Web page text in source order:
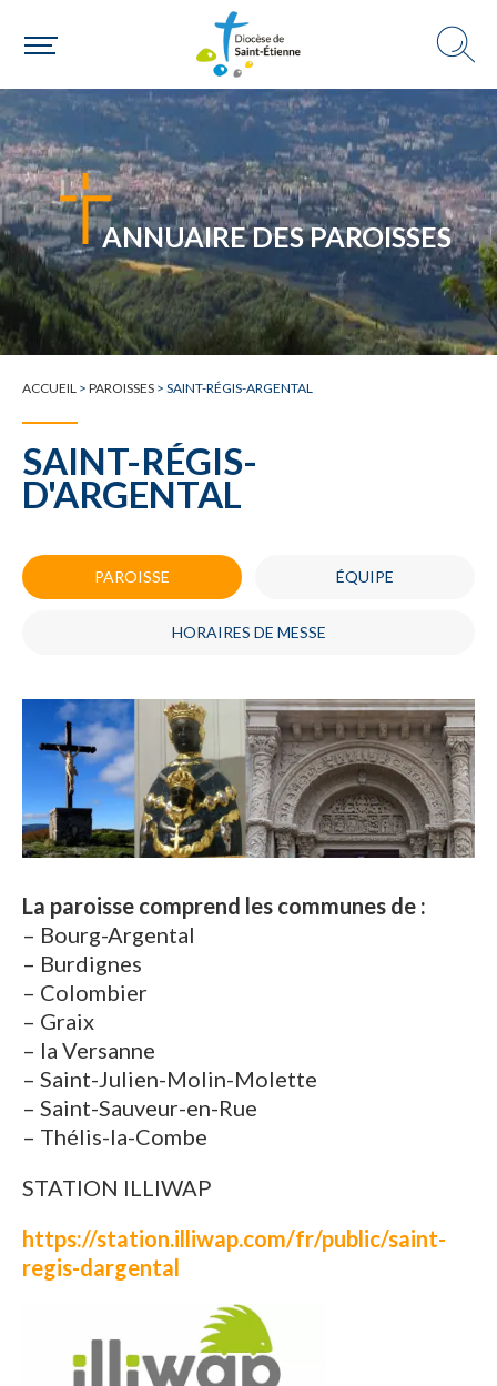
Choisir ma paroisse par commune
Une commune
ANNUAIRE DES PAROISSES
ACCUEIL > PAROISSES > SAINT-RÉGIS-ARGENTAL
SAINT-RÉGIS-
D'ARGENTAL
PAROISSE ÉQUIPE
HORAIRES DE MESSE
La paroisse comprend les communes de :
– Bourg-Argental
– Burdignes
– Colombier
– Graix
– la Versanne
– Saint-Julien-Molin-Molette
– Saint-Sauveur-en-Rue
– Thélis-la-Combe
STATION ILLIWAP
https://station.illiwap.com/fr/public/saint-
regis-dargental